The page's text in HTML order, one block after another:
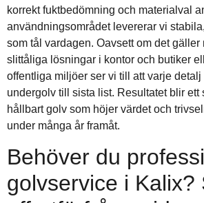
korrekt fuktbedömning och materialval
användningsområdet levererar vi
som tål vardagen. Oavsett om det gäller
slittåliga lösningar i kontor och butiker
offentliga miljöer ser vi till att varje detalj
undergolv till sista list. Resultatet blir ett
hållbart golv som höjer värdet och
under många år framåt.
Behöver du
golvservice i Kalix?